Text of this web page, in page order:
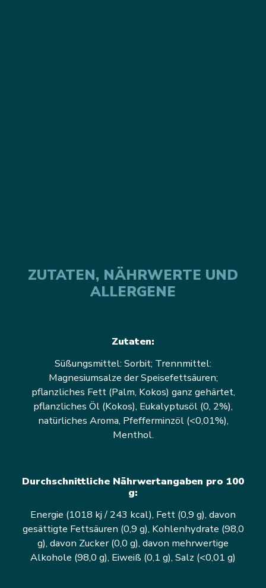
ZUTATEN, NÄHRWERTE UND
ALLERGENE
Zutaten:
Süßungsmittel: Sorbit; Trennmittel:
Magnesiumsalze der Speisefettsäuren;
pflanzliches Fett (Palm, Kokos) ganz gehärtet,
pflanzliches Öl (Kokos), Eukalyptusöl (0, 2%),
natürliches Aroma, Pfefferminzöl (<0,01%),
Menthol.
Durchschnittliche Nährwertangaben pro 100
g:
Energie (1018 kj / 243 kcal), Fett (0,9 g), davon
gesättigte Fettsäuren (0,9 g), Kohlenhydrate (98,0
g), davon Zucker (0,0 g), davon mehrwertige
Alkohole (98,0 g), Eiweiß (0,1 g), Salz (<0,01 g)